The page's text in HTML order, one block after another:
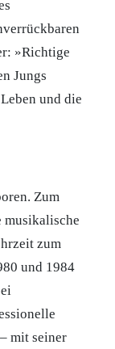
»Richtige
Jungs
und die
Zum
musikalische
zum
und 1984
mit seiner